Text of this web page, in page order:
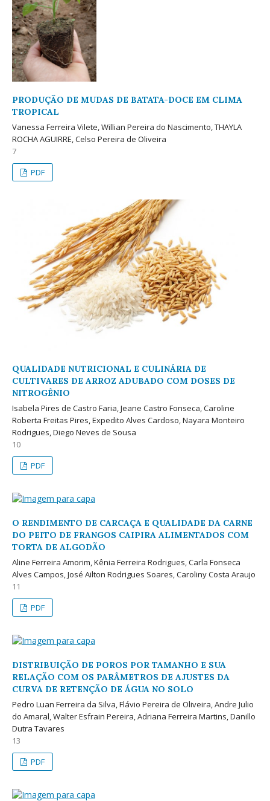
PRODUÇÃO DE MUDAS DE BATATA-DOCE EM CLIMA
TROPICAL
Vanessa Ferreira Vilete, Willian Pereira do Nascimento, THAYLA
ROCHA AGUIRRE, Celso Pereira de Oliveira
7
PDF
QUALIDADE NUTRICIONAL E CULINÁRIA DE
CULTIVARES DE ARROZ ADUBADO COM DOSES DE
NITROGÊNIO
Isabela Pires de Castro Faria, Jeane Castro Fonseca, Caroline
Roberta Freitas Pires, Expedito Alves Cardoso, Nayara Monteiro
Rodrigues, Diego Neves de Sousa
10
PDF
O RENDIMENTO DE CARCAÇA E QUALIDADE DA CARNE
DO PEITO DE FRANGOS CAIPIRA ALIMENTADOS COM
TORTA DE ALGODÃO
Aline Ferreira Amorim, Kênia Ferreira Rodrigues, Carla Fonseca
Alves Campos, José Ailton Rodrigues Soares, Caroliny Costa Araujo
11
PDF
DISTRIBUIÇÃO DE POROS POR TAMANHO E SUA
RELAÇÃO COM OS PARÂMETROS DE AJUSTES DA
CURVA DE RETENÇÃO DE ÁGUA NO SOLO
Pedro Luan Ferreira da Silva, Flávio Pereira de Oliveira, Andre Julio
do Amaral, Walter Esfrain Pereira, Adriana Ferreira Martins, Danillo
Dutra Tavares
13
PDF